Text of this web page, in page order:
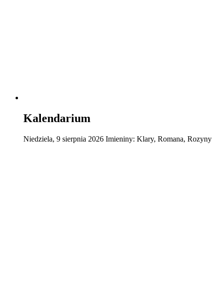
Kalendarium
Niedziela, 9 sierpnia 2026 Imieniny: Klary, Romana, Rozyny